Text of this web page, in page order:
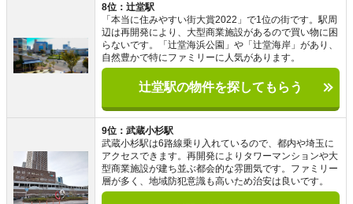
8位：辻堂駅
「本当に住みやすい街大賞2022」で1位の街です。駅周
辺は再開発により、大型商業施設があるので買い物に困
らないです。「辻堂海浜公園」や「辻堂海岸」があり、
自然豊かで特にファミリーに人気があります。
辻堂駅の物件を探してもらう
9位：武蔵小杉駅
武蔵小杉駅は6路線乗り入れているので、都内や埼玉に
アクセスできます。再開発によりタワーマンションや大
型商業施設が建ち並ぶ都会的な雰囲気です。ファミリー
層が多く、地域防犯意識も高いため治安は良いです。